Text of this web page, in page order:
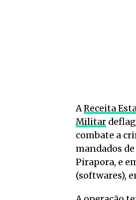
AReceita
Militar
combate a
mandados
Pirapora, e
(softwares),